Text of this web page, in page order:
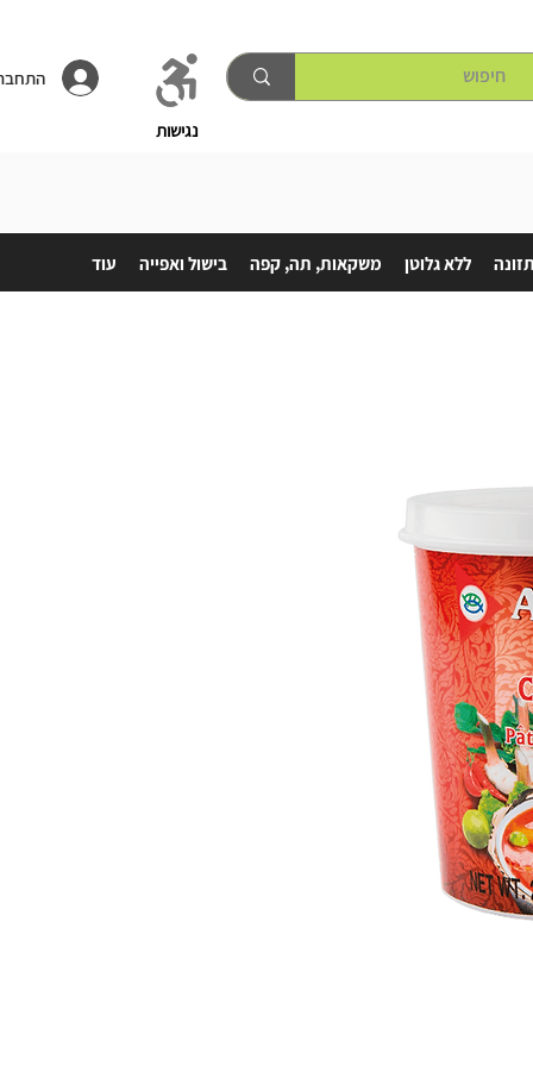
נגישות
ללא גלוטן משקאות, תה, קפה בישול ואפייה עוד